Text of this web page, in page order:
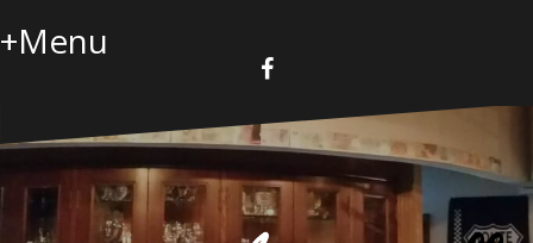
ン
へ
キ
+Menu
c
e
b
o
o
k